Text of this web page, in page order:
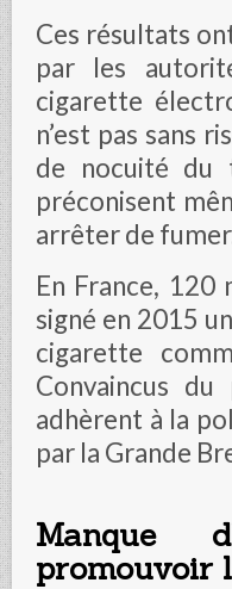
Ces résultats
par les
cigarette
n’est pas sans
de nocuité du
préconisent
arrêter de
En France,
signé en 2015
cigarette
Convaincus
adhèrent à la
par la Grande
Manque
promouvoir